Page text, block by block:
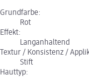
Grundfarbe:
Rot
Effekt:
Langanhaltend
Textur / Konsistenz /
Stift
Hauttyp: